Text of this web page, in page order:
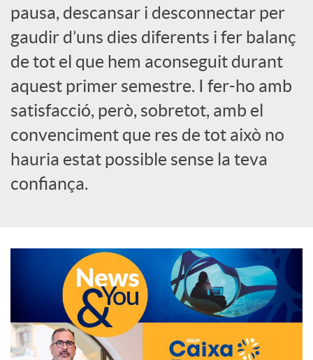
S
o
c
i
l
s
pausa, descansar i desconnectar per
gaudir d’uns dies diferents i fer balanç
de tot el que hem aconseguit durant
aquest primer semestre. I fer-ho amb
satisfacció, però, sobretot, amb el
convenciment que res de tot això no
hauria estat possible sense la teva
confiança.